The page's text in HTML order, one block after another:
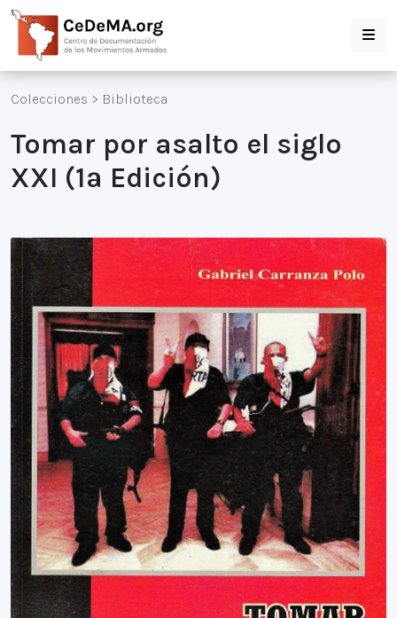
Colecciones > Biblioteca
Tomar por asalto el siglo
XXI (1ª Edición)